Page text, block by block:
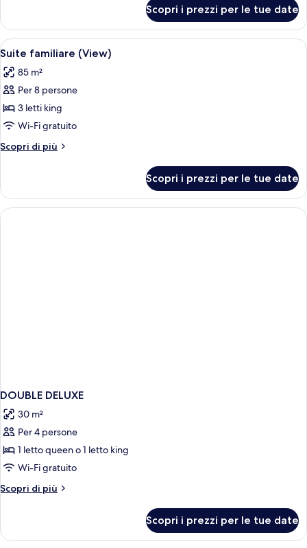
familiare
Scopri i prezzi per le tue date
Apri
tutte
le
foto
per
Suite
familiare
(View)
Camera d'albergo con un letto
12
Suite familiare (View)
85 m²
Per 8 persone
3 letti king
Wi-Fi gratuito
Scopri di più
Altri
familiare
(View)
Scopri i prezzi per le tue date
DOUBLE DELUXE
30 m²
Per 4 persone
1 letto queen o 1 letto king
Wi-Fi gratuito
Scopri di più
Altri
DELUXE
Scopri i prezzi per le tue date